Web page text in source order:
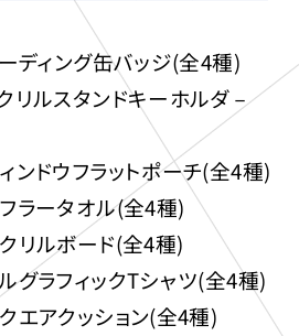
ディング缶バッジ(全4種)
ンドキーホルダ－
ラットポーチ(全4種)
オル(全4種)
ード(全4種)
ックTシャツ(全4種)
ション(全4種)